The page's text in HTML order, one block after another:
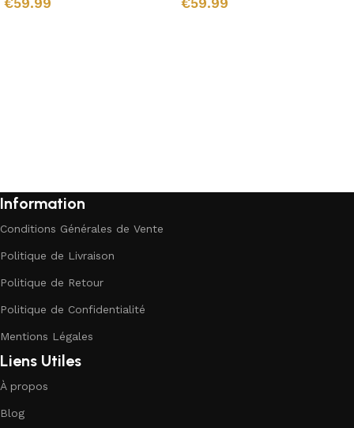
€59.99 €59.99
Information
Conditions Générales de Vente
Politique de Livraison
Politique de Retour
Politique de Confidentialité
Mentions Légales
Liens Utiles
À propos
Blog